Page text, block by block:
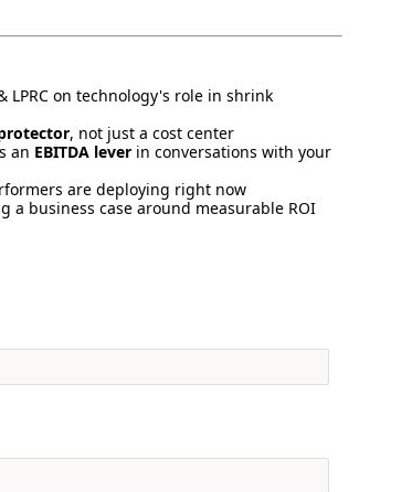
LPRC on technology's role in shrink
, not just a cost center
an EBITDA lever in conversations with your
are deploying right now
a business case around measurable ROI